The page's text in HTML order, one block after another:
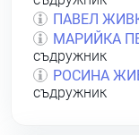
ПАВЕЛ
МАРИЙКА
съдружник
РОСИНА
съдружник